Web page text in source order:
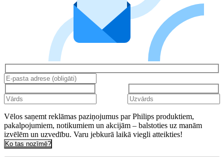
Vēlos saņemt reklāmas paziņojumus par Philips produktiem,
pakalpojumiem, notikumiem un akcijām – balstoties uz manām
izvēlēm un uzvedību. Varu jebkurā laikā viegli atteikties!
Ko tas nozīmē?